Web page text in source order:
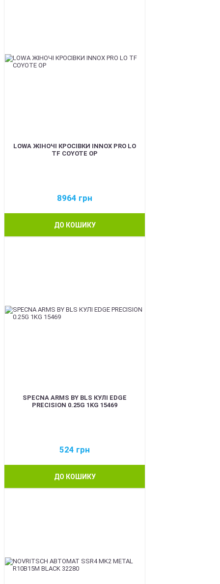
LOWA ЖІНОЧІ КРОСІВКИ INNOX PRO LO
TF COYOTE OP
8964 грн
ДО КОШИКУ
SPECNA ARMS BY BLS КУЛІ EDGE
PRECISION 0.25G 1KG 15469
524 грн
ДО КОШИКУ